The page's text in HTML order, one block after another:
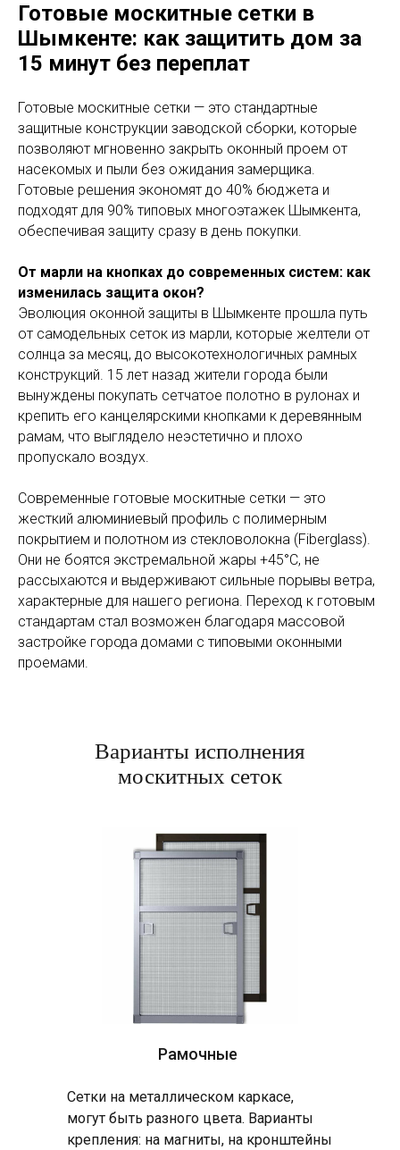
Готовые москитные сетки в
Шымкенте: как защитить дом за
15 минут без переплат
Готовые москитные сетки — это стандартные
защитные конструкции заводской сборки, которые
позволяют мгновенно закрыть оконный проем от
насекомых и пыли без ожидания замерщика.
Готовые решения экономят до 40% бюджета и
подходят для 90% типовых многоэтажек Шымкента,
обеспечивая защиту сразу в день покупки.
От марли на кнопках до современных систем: как
изменилась защита окон?
Эволюция оконной защиты в Шымкенте прошла путь
от самодельных сеток из марли, которые желтели от
солнца за месяц, до высокотехнологичных рамных
конструкций. 15 лет назад жители города были
вынуждены покупать сетчатое полотно в рулонах и
крепить его канцелярскими кнопками к деревянным
рамам, что выглядело неэстетично и плохо
пропускало воздух.
Современные готовые москитные сетки — это
жесткий алюминиевый профиль с полимерным
покрытием и полотном из стекловолокна (Fiberglass).
Они не боятся экстремальной жары +45°C, не
рассыхаются и выдерживают сильные порывы ветра,
характерные для нашего региона. Переход к готовым
стандартам стал возможен благодаря массовой
застройке города домами с типовыми оконными
проемами.
Варианты исполнения
москитных сеток
Рамочные
Сетки на металлическом каркасе,
могут быть разного цвета. Варианты
крепления: на магниты, на кронштейны